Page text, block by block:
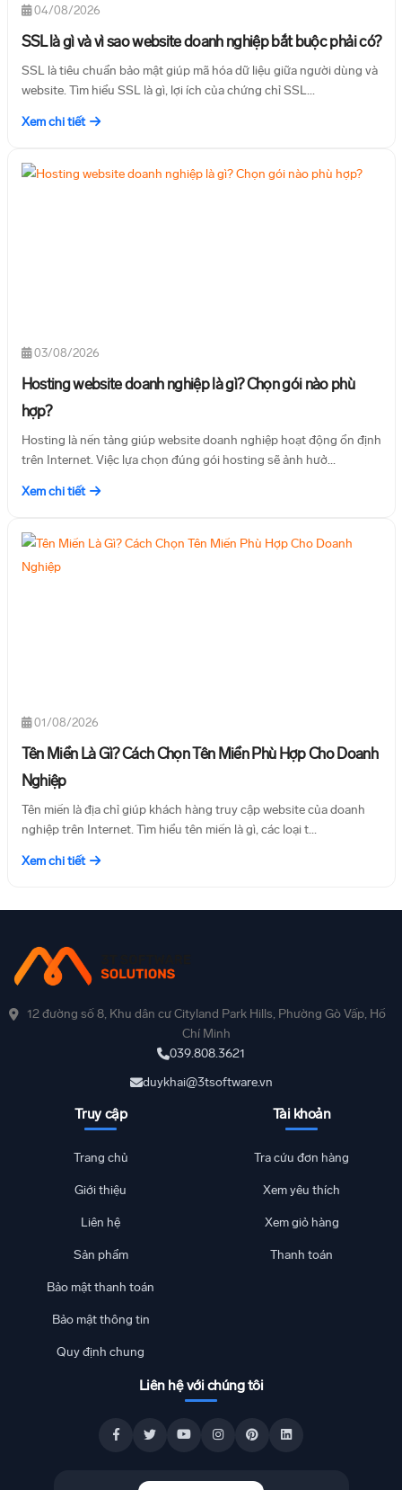
04/08/2026
SSL là gì và vì sao website doanh nghiệp bắt buộc phải có?
SSL là tiêu chuẩn bảo mật giúp mã hóa dữ liệu giữa người dùng và
website. Tìm hiểu SSL là gì, lợi ích của chứng chỉ SSL...
Xem chi tiết
03/08/2026
Hosting website doanh nghiệp là gì? Chọn gói nào phù
hợp?
Hosting là nền tảng giúp website doanh nghiệp hoạt động ổn định
trên Internet. Việc lựa chọn đúng gói hosting sẽ ảnh hưở...
Xem chi tiết
01/08/2026
Tên Miền Là Gì? Cách Chọn Tên Miền Phù Hợp Cho Doanh
Nghiệp
Tên miền là địa chỉ giúp khách hàng truy cập website của doanh
nghiệp trên Internet. Tìm hiểu tên miền là gì, các loại t...
Xem chi tiết
12 đường số 8, Khu dân cư Cityland Park Hills, Phường Gò Vấp, Hồ
Chí Minh
039.808.3621
duykhai@3tsoftware.vn
Truy cập
Trang chủ
Giới thiệu
Liên hệ
Sản phẩm
Bảo mật thanh toán
Bảo mật thông tin
Quy định chung
Tài khoản
Tra cứu đơn hàng
Xem yêu thích
Xem giỏ hàng
Thanh toán
Liên hệ với chúng tôi